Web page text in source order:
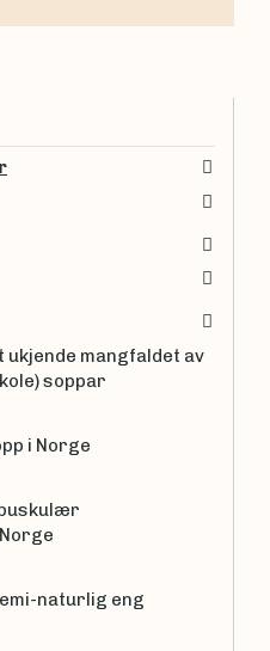
mangfaldet av
soppar
i Norge
naturlig eng